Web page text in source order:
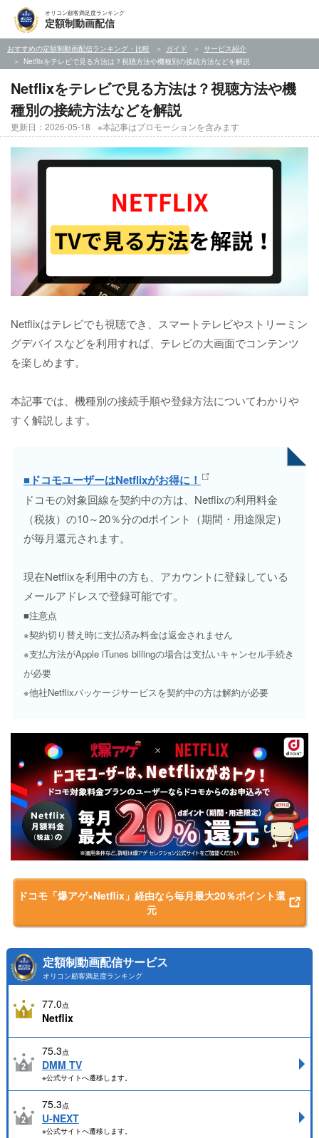
オリコン顧客満足度ランキング
定額制動画配信
おすすめの定額制動画配信ランキング・比較 ガイド
サービス紹介
Netflixをテレビで見る方法は？視聴方法や機種別の接続方法などを解説
Netflixをテレビで見る方法は？視聴方法や機
種別の接続方法などを解説
更新日：2026-05-18 ※本記事はプロモーションを含みます
Netflixはテレビでも視聴でき、スマートテレビやストリーミン
グデバイスなどを利用すれば、テレビの大画面でコンテンツ
を楽しめます。
本記事では、機種別の接続手順や登録方法についてわかりや
すく解説します。
■ドコモユーザーはNetflixがお得に！
ドコモの対象回線を契約中の方は、Netflixの利用料金
（税抜）の10～20％分のdポイント（期間・用途限定）
が毎月還元されます。
現在Netflixを利用中の方も、アカウントに登録している
メールアドレスで登録可能です。
■注意点
※契約切り替え時に支払済み料金は返金されません
※支払方法がApple iTunes billingの場合は支払いキャンセル手続き
が必要
※他社Netflixパッケージサービスを契約中の方は解約が必要
ドコモ「爆アゲ×Netflix」経由なら毎月最大20％ポイント還
元
定額制動画配信サービス
オリコン顧客満足度ランキング
77.0点
Netflix
75.3点
DMM TV
※公式サイトへ遷移します。
75.3点
U-NEXT
※公式サイトへ遷移します。